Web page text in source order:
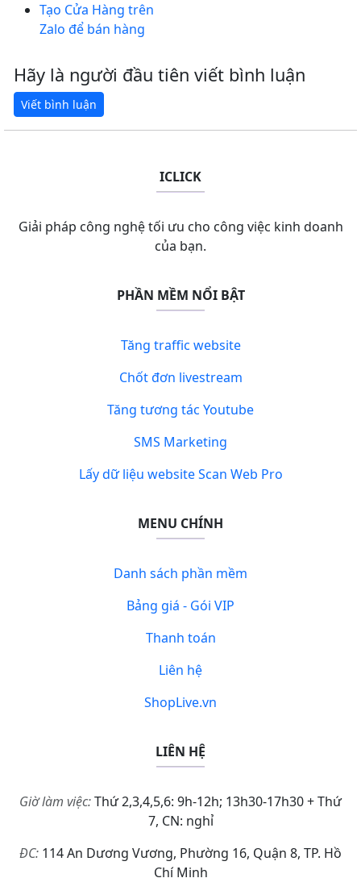
Tạo Cửa Hàng trên
Zalo để bán hàng
Hãy là người đầu tiên viết bình luận
ICLICK
Giải pháp công nghệ tối ưu cho công việc kinh doanh
của bạn.
PHẦN MỀM NỔI BẬT
Tăng traffic website
Chốt đơn livestream
Tăng tương tác Youtube
SMS Marketing
Lấy dữ liệu website Scan Web Pro
MENU CHÍNH
Danh sách phần mềm
Bảng giá - Gói VIP
Thanh toán
Liên hệ
ShopLive.vn
LIÊN HỆ
Giờ làm việc:Thứ 2,3,4,5,6: 9h-12h; 13h30-17h30 + Thứ
7, CN: nghỉ
ĐC: 114 An Dương Vương, Phường 16, Quận 8, TP. Hồ
Chí Minh